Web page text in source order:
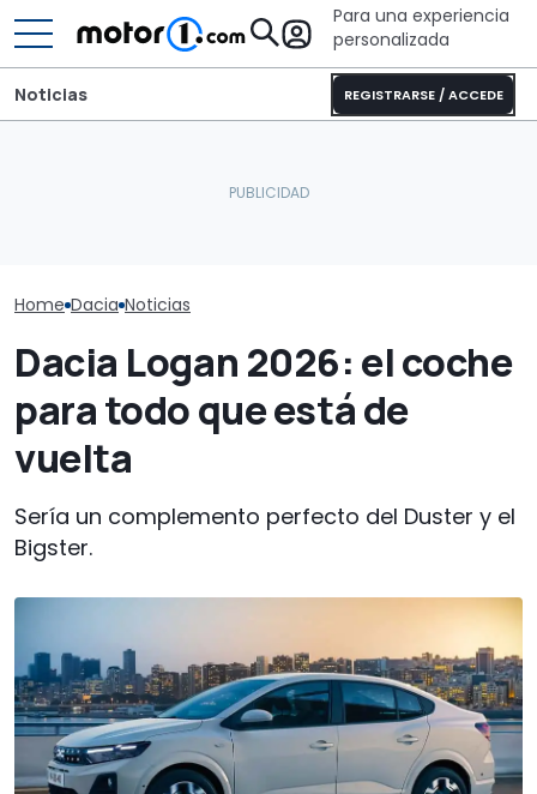
Para una experiencia
personalizada
REGISTRARSE / ACCEDE
Noticias
Home Dacia Noticias
Dacia Logan 2026: el coche
para todo que está de
vuelta
Sería un complemento perfecto del Duster y el
Bigster.